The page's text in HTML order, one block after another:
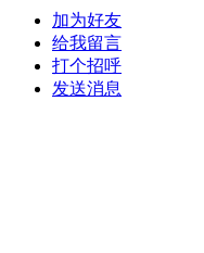
加为好友
给我留言
打个招呼
发送消息